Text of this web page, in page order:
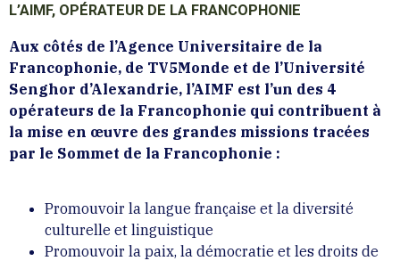
L’AIMF, OPÉRATEUR DE LA FRANCOPHONIE
Aux côtés de l’Agence Universitaire de la
Francophonie, de TV5Monde et de l’Université
Senghor d’Alexandrie, l’AIMF est l’un des 4
opérateurs de la Francophonie qui contribuent à
la mise en œuvre des grandes missions tracées
par le Sommet de la Francophonie :
Promouvoir la langue française et la diversité
culturelle et linguistique
Promouvoir la paix, la démocratie et les droits de